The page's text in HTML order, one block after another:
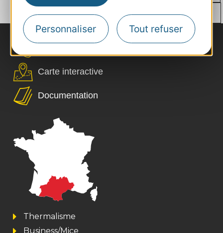
Personnaliser Tout refuser
263 264 266 305
Carte interactive
Documentation
Thermalisme
Business/Mice